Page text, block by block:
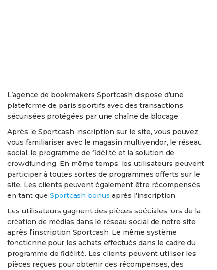
L’agence de bookmakers Sportcash dispose d’une
plateforme de paris sportifs avec des transactions
sécurisées protégées par une chaîne de blocage.
Après le Sportcash inscription sur le site, vous pouvez
vous familiariser avec le magasin multivendor, le réseau
social, le programme de fidélité et la solution de
crowdfunding. En même temps, les utilisateurs peuvent
participer à toutes sortes de programmes offerts sur le
site. Les clients peuvent également être récompensés
en tant que Sportcash bonus après l’inscription.
Les utilisateurs gagnent des pièces spéciales lors de la
création de médias dans le réseau social de notre site
après l’inscription Sportcash. Le même système
fonctionne pour les achats effectués dans le cadre du
programme de fidélité. Les clients peuvent utiliser les
pièces reçues pour obtenir des récompenses, des